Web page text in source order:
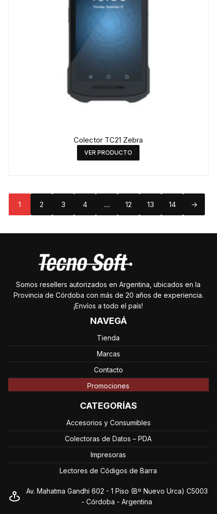
Colector TC21 Zebra
VER PRODUCTO
1 2 3 4 … 12 13 14 →
Somos resellers autorizados en Argentina, ubicados en la
Provincia de Córdoba con más de 20 años de experiencia.
¡Envíos a todo el país!
NAVEGÁ
Tienda
Marcas
Contacto
Promociones
CATEGORÍAS
Accesorios y Consumibles
Colectoras de Datos – PDA
Impresoras
Lectores de Códigos de Barra
Av. Mahatma Gandhi 602 - 1 Piso (Bº Nuevo Urca) C5003
- Córdoba - Argentina